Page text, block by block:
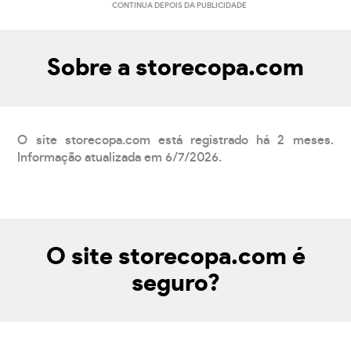
CONTINUA DEPOIS DA PUBLICIDADE
Sobre a storecopa.com
O site storecopa.com está registrado há 2 meses.
Informação atualizada em 6/7/2026.
O site storecopa.com é
seguro?